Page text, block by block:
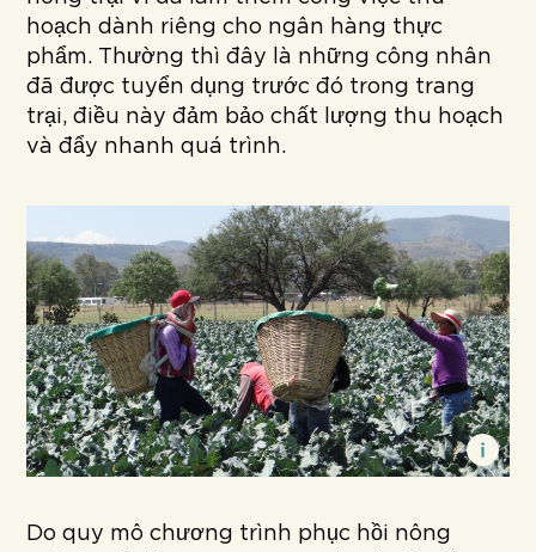
hoạch dành riêng cho ngân hàng thực
phẩm. Thường thì đây là những công nhân
đã được tuyển dụng trước đó trong trang
trại, điều này đảm bảo chất lượng thu hoạch
và đẩy nhanh quá trình.
Do quy mô chương trình phục hồi nông